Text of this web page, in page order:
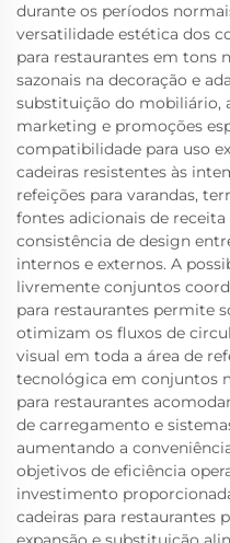
durante os períodos
versatilidade estética dos
para restaurantes em tons
sazonais na decoração e
substituição do mobiliário,
marketing e promoções
compatibilidade para uso
cadeiras resistentes às
refeições para varandas,
fontes adicionais de
consistência de design
internos e externos. A
livremente conjuntos
para restaurantes permite
otimizam os fluxos de
visual em toda a área de
tecnológica em conjuntos
para restaurantes
de carregamento e
aumentando a
objetivos de eficiência
investimento
cadeiras para restaurantes